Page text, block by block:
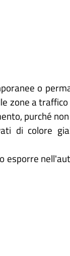
o
zone a
purché
di colore
esporre